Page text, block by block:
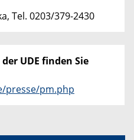
Tel. 0203/379-2430
UDE finden Sie
presse/pm.php